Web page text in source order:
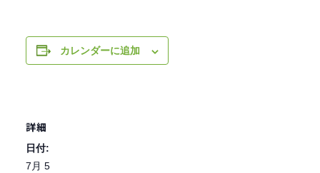
カレンダーに追加
詳細
日付:
7月 5